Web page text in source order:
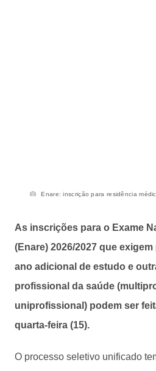
Enare: inscrição para residência
As inscrições para o Exame
(Enare) 2026/2027 que
ano adicional de estudo e
profissional da saúde
uniprofissional) podem ser
quarta-feira (15).
O processo seletivo unificado